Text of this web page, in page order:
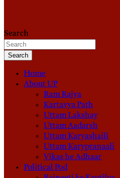
Search
Search
Home
About UP
Ram Rajya
Kartavya Path
Uttam Lakshay
Uttam Aadarsh
Uttam Karyashaili
Uttam Karypranaali
Vikas he Adhaar
Political Pod